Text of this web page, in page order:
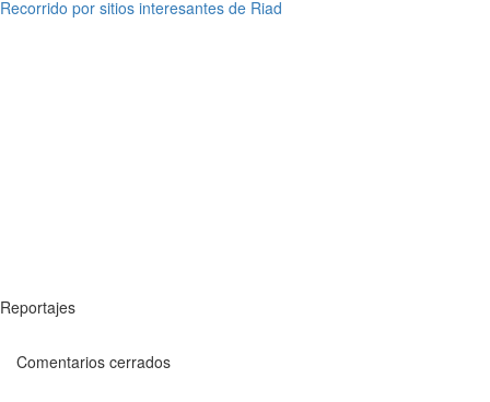
Recorrido por sitios interesantes de Riad
Reportajes
Comentarios cerrados